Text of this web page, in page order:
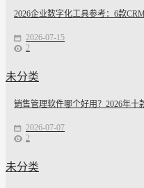
2026企业数字化工具参考：6款
2026-07-15
2
未分类
销售管理软件哪个好用？2026年十
2026-07-07
2
未分类